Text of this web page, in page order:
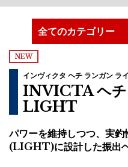
NEW
インヴィクタ ヘチ ランガン ラ
INVICTA ヘ
LIGHT
パワーを維持しつつ、実
(LIGHT)に設計した振出